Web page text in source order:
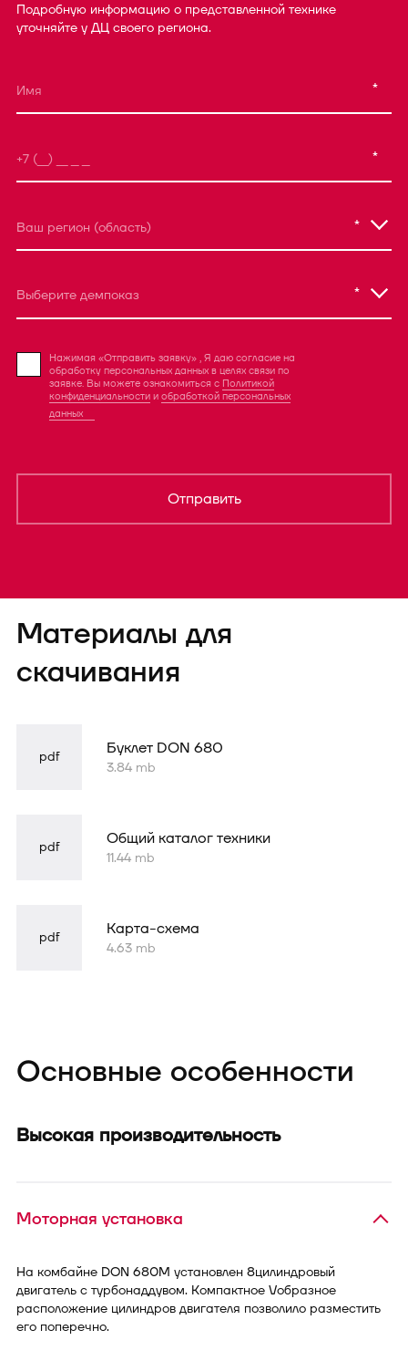
Подробную информацию о представленной технике
уточняйте у ДЦ своего региона.
*
*
Ваш регион (область) *
Выберите демпоказ *
Нажимая «Отправить заявку» , Я даю согласие на
обработку персональных данных в целях связи по
заявке. Вы можете ознакомиться с Политикой
конфиденциальности и обработкой персональных
данных
Отправить
Форма
успешно
отправлена
Материалы для
скачивания
pdf Буклет DON 680
3.84 mb
pdf Общий каталог техники
11.44 mb
pdf Карта-схема
4.63 mb
Основные особенности
Высокая производительность
Моторная установка
На комбайне DON 680М установлен 8­цилиндровый
двигатель с турбонаддувом. Компактное V­образное
расположение цилиндров двигателя позволило разместить
его поперечно.